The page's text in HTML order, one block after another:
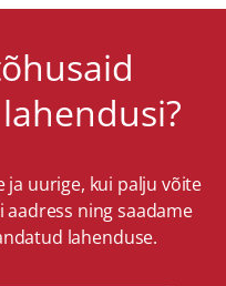
ja uurige, kui palju võite
aadress ning saadame
lahenduse.